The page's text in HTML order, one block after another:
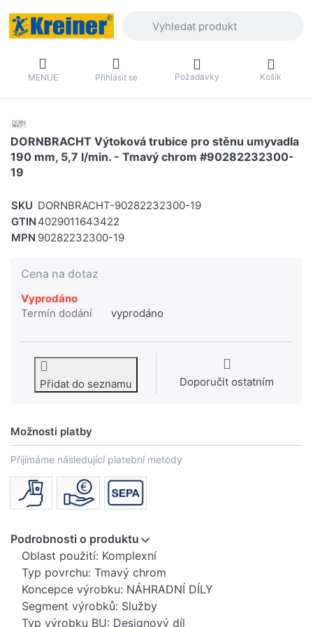
MENUE Přihlásit se Požadavky Košík
DORNBRACHT Výtoková trubice pro stěnu umyvadla
190 mm, 5,7 l/min. - Tmavý chrom #90282232300-
19
SKU DORNBRACHT-90282232300-19
GTIN 4029011643422
MPN 90282232300-19
Cena na dotaz
Vyprodáno
Termín dodání
vyprodáno
Přidat do seznamu Doporučit ostatním
Možnosti platby
Přijímáme následující platební metody
Podrobnosti o produktu
Oblast použití: Komplexní
Typ povrchu: Tmavý chrom
Koncepce výrobku: NÁHRADNÍ DÍLY
Segment výrobků: Služby
Typ výrobku BU: Designový díl